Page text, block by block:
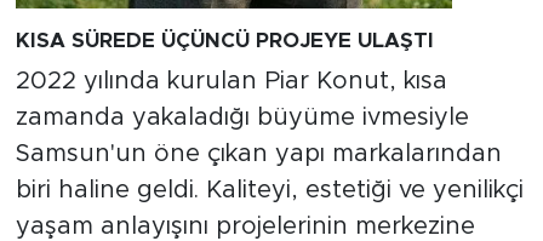
KISA SÜREDE ÜÇÜNCÜ PROJEYE ULAŞTI
2022 yılında kurulan Piar Konut, kısa
zamanda yakaladığı büyüme ivmesiyle
Samsun'un öne çıkan yapı markalarından
biri haline geldi. Kaliteyi, estetiği ve yenilikçi
yaşam anlayışını projelerinin merkezine